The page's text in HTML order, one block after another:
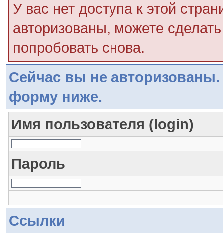
У вас нет доступа к этой
авторизованы, можете
попробовать снова.
Сейчас вы не авторизованы.
форму ниже.
Имя пользователя (login)
Пароль
Ссылки